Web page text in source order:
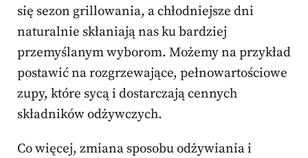
się sezon grillowania, a chłodniejsze dni
naturalnie skłaniają nas ku bardziej
przemyślanym wyborom. Możemy na przykład
postawić na rozgrzewające, pełnowartościowe
zupy, które sycą i dostarczają cennych
składników odżywczych.
Co więcej, zmiana sposobu odżywiania i